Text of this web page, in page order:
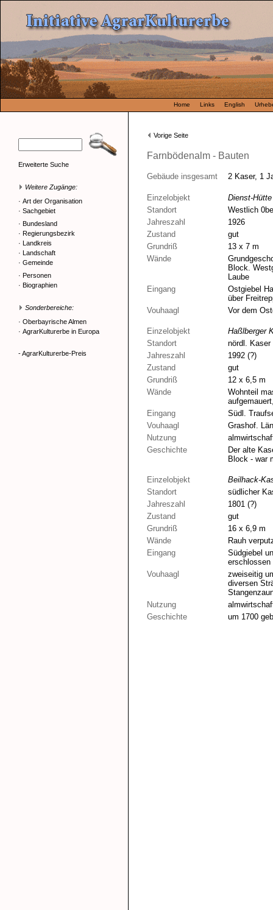
Home Links English
Erweiterte Suche
Weitere Zugänge:
· Art der Organisation
· Sachgebiet
· Bundesland
· Regierungsbezirk
· Landkreis
· Landschaft
· Gemeinde
· Personen
· Biographien
Sonderbereiche:
· Oberbayrische Almen
· AgrarKulturerbe in Europa
- AgrarKulturerbe-Preis
Vorige Seite
Farnbödenalm - Bauten
Gebäude insgesamt 2 Kaser, 1
Einzelobjekt
Dienst-Hütte
Standort
Westlich
Jahreszahl
1926
Zustand
gut
Grundriß
13 x 7 m
Wände
Block.
Laube
Eingang
Ostgiebel
über
Vouhaagl
Vor dem
Einzelobjekt
Haßlberger
Standort
nördl. Kaser
Jahreszahl
1992 (?)
Zustand
gut
Grundriß
12 x 6,5 m
Wände
Wohnteil
Eingang
Südl.
Vouhaagl
Grashof.
Nutzung
Geschichte
Der alte
Block - war
Einzelobjekt
Beilhack-
Standort
südlicher
Jahreszahl
1801 (?)
Zustand
gut
Grundriß
16 x 6,9 m
Wände
Rauh
Eingang
Südgiebel
erschlossen
Vouhaagl
zweiseitig
diversen
Nutzung
Geschichte
um 1700